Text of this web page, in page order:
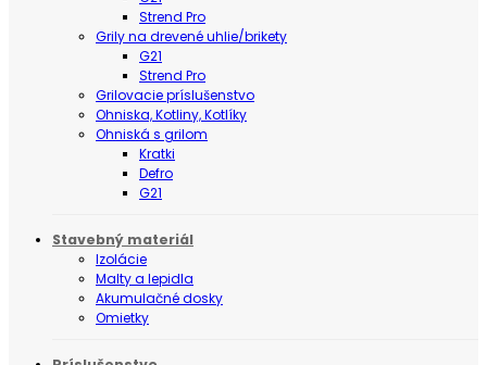
Strend Pro
Grily na drevené uhlie/brikety
G21
Strend Pro
Grilovacie príslušenstvo
Ohniska, Kotliny, Kotlíky
Ohniská s grilom
Kratki
Defro
G21
Stavebný materiál
Izolácie
Malty a lepidla
Akumulačné dosky
Omietky